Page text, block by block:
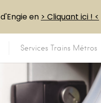
Services Trains Métros
d'Engie en > Cliquant ici ! <